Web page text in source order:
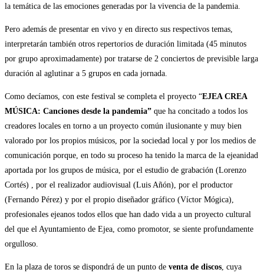
la temática de las emociones generadas por la vivencia de la pandemia.
Pero además de presentar en vivo y en directo sus respectivos temas,
interpretarán también otros repertorios de duración limitada (45 minutos
por grupo aproximadamente) por tratarse de 2 conciertos de previsible larga
duración al aglutinar a 5 grupos en cada jornada.
Como decíamos, con este festival se completa el proyecto “EJEA CREA
MÚSICA: Canciones desde la pandemia” que ha concitado a todos los
creadores locales en torno a un proyecto común ilusionante y muy bien
valorado por los propios músicos, por la sociedad local y por los medios de
comunicación porque, en todo su proceso ha tenido la marca de la ejeanidad
aportada por los grupos de música, por el estudio de grabación (Lorenzo
Cortés) , por el realizador audiovisual (Luis Añón), por el productor
(Fernando Pérez) y por el propio diseñador gráfico (Víctor Mógica),
profesionales ejeanos todos ellos que han dado vida a un proyecto cultural
del que el Ayuntamiento de Ejea, como promotor, se siente profundamente
orgulloso.
En la plaza de toros se dispondrá de un punto de venta de discos , cuya